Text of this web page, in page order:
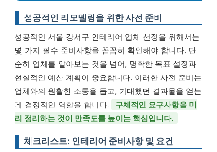
성공적인 리모델링을 위한 사전 준비
성공적인 서울 강서구 인테리어 업체 선정을 위해서는
몇 가지 필수 준비사항을 꼼꼼히 확인해야 합니다. 단
순히 업체를 알아보는 것을 넘어, 명확한 목표 설정과
현실적인 예산 계획이 중요합니다. 이러한 사전 준비는
업체와의 원활한 소통을 돕고, 기대했던 결과물을 얻는
데 결정적인 역할을 합니다.
구체적인 요구사항을 미
리 정리하는 것이 만족도를 높이는 핵심입니다.
체크리스트: 인테리어 준비사항 및 요건